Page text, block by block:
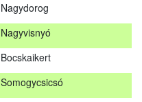
Nagydorog
Nagyvisnyó
Bocskaikert
Somogycsicsó
Erdőhorváti
Taliándörögd
Dombóvár